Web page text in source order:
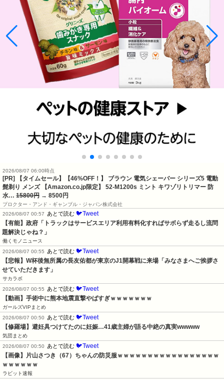
2026/08/07 06:00時点
[PR] 【タイムセール】【46%OFF！】 ブラウン 電気シェーバー シリーズ5 電動
髭剃り メンズ 【Amazon.co.jp限定】 52-M1200s ミント キワゾリトリマー 防
水… 15800円 → 8500円
プロクター・アンド・ギャンブル・ジャパン株式会社
2026/08/07 00:57
あとで読む 🐦Tweet
【有能】政府「トラックはサービスエリア利用有料化すればサボらず走るし流問
題解決じゃね？」
働くモノニュース
2026/08/07 00:55
あとで読む 🐦Tweet
【悲報】W杯後無所属の長友佑都が東京のJ1開幕戦に来場「みなさまへご挨拶さ
せていただきます」
サカラボ
2026/08/07 00:55
あとで読む 🐦Tweet
【動画】手術中に熊本地震直撃やばすぎｗｗｗｗｗｗｗ
ガールズVIPまとめ
2026/08/07 00:50
あとで読む 🐦Tweet
【修羅場】避妊具つけてたのに妊娠…41歳主婦が語る中絶の真実wwwww
気団まとめ
2026/08/07 00:50
あとで読む 🐦Tweet
【画像】片山さつき（67）ちゃんの防災服ｗｗｗｗｗｗｗｗｗｗｗｗｗｗｗｗｗ
ｗｗｗｗｗｗ
ラビット速報